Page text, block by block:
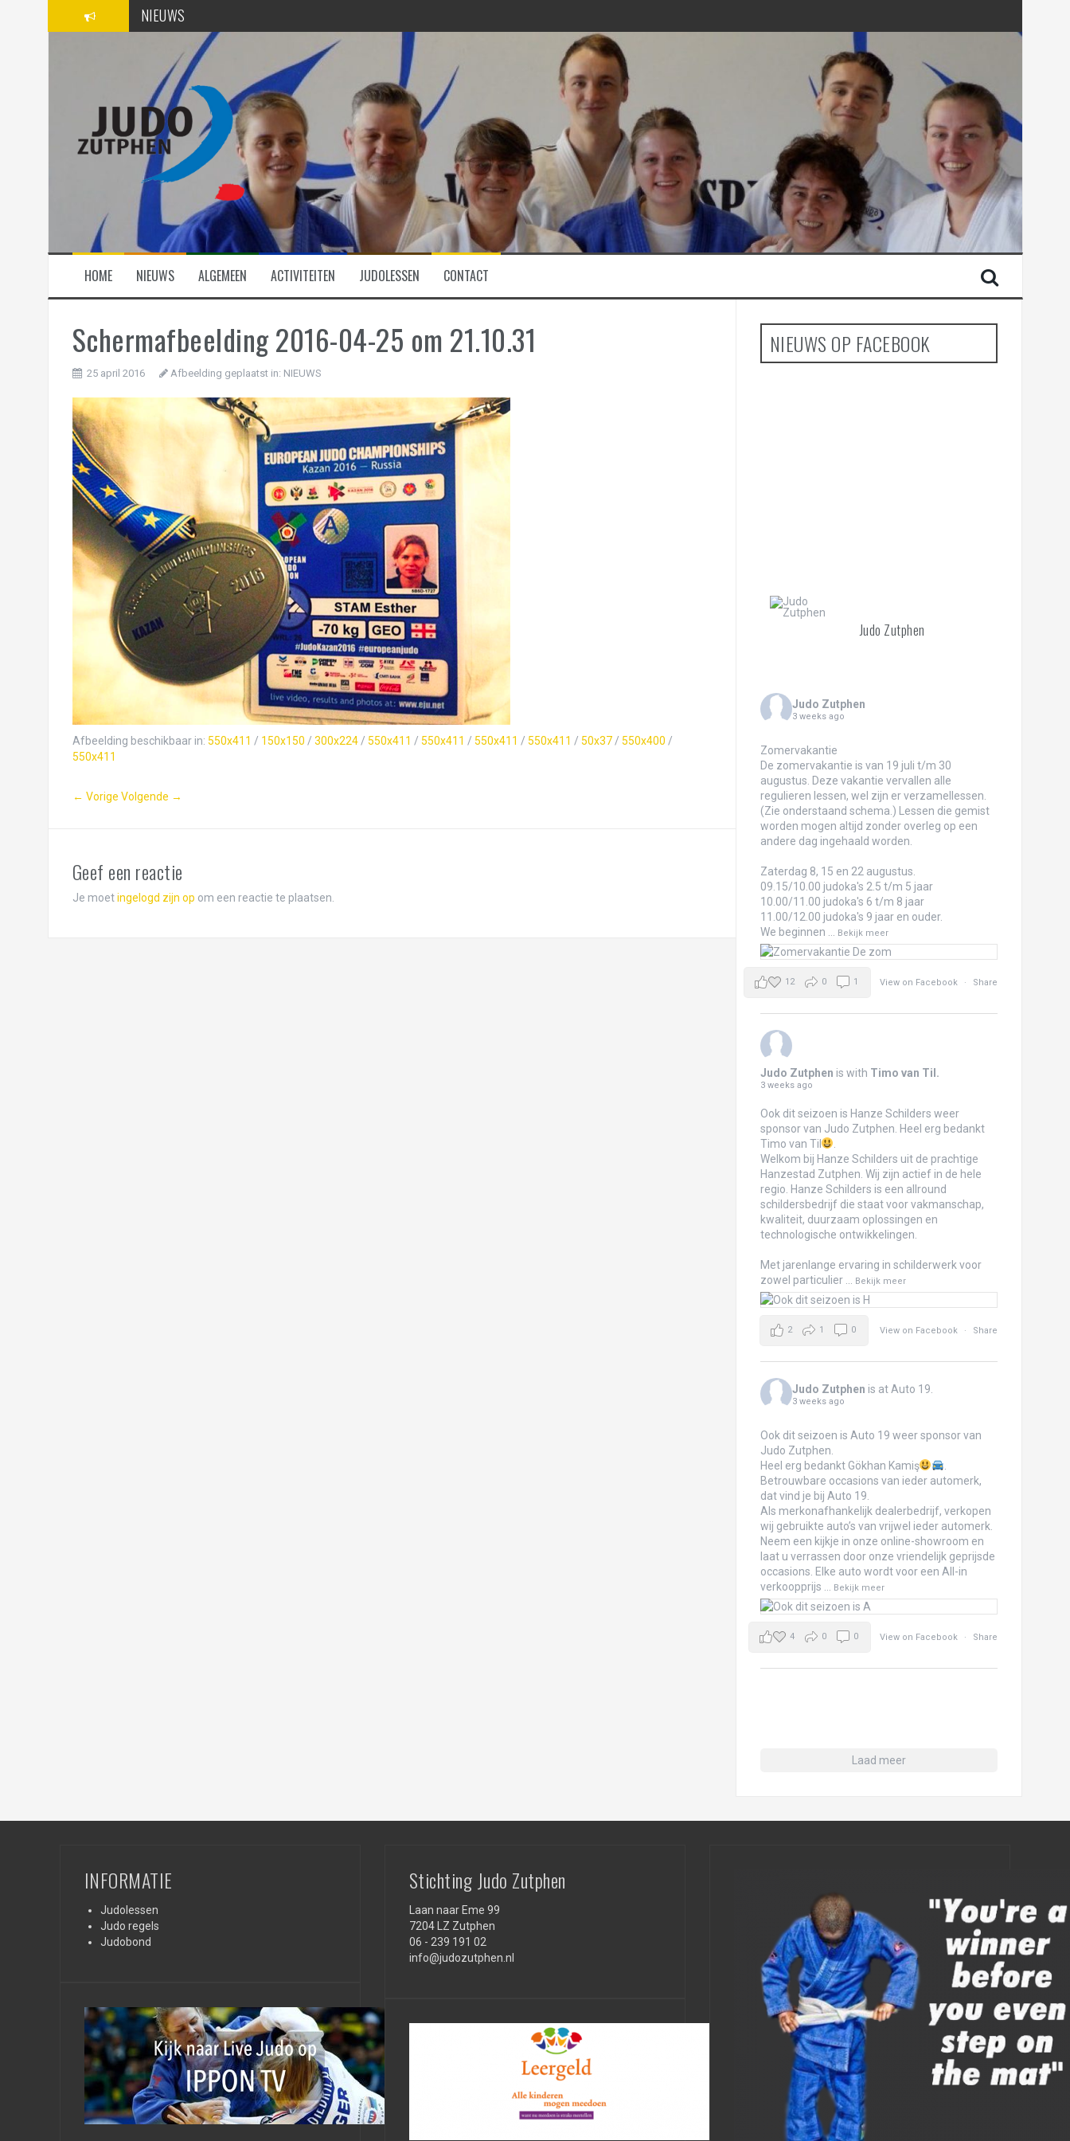
NIEUWS
SPONSORS
ACTIVITEITEN
HOME NIEUWS ALGEMEEN ACTIVITEITEN JUDOLESSEN CONTACT
Schermafbeelding 2016-04-25 om 21.10.31
25 april 2016 Afbeelding geplaatst in: NIEUWS
Afbeelding beschikbaar in: 550x411 / 150x150 / 300x224/ 550x411 / 550x411 / 550x411 / 550x411 / 50x37/ 550x400 /
550x411
← Vorige Volgende →
Geef een reactie
Je moetingelogd zijn op om een reactie te plaatsen.
NIEUWS OP FACEBOOK
Judo Zutphen
Judo Zutphen
3 weeks ago
Zomervakantie
De zomervakantie is van 19 juli t/m 30
augustus. Deze vakantie vervallen alle
regulieren lessen, wel zijn er verzamellessen.
(Zie onderstaand schema.) Lessen die gemist
worden mogen altijd zonder overleg op een
andere dag ingehaald worden.
Zaterdag 8, 15 en 22 augustus.
09.15/10.00 judoka's 2.5 t/m 5 jaar
10.00/11.00 judoka's 6 t/m 8 jaar
11.00/12.00 judoka's 9 jaar en ouder.
We beginnen
Bekijk meer
View on Facebook · Share
12 0 1
Judo Zutphen is with Timo van Til.
3 weeks ago
Ook dit seizoen is Hanze Schilders weer
sponsor van Judo Zutphen. Heel erg bedankt
Timo van Til
Welkom bij Hanze Schilders uit de prachtige
Hanzestad Zutphen. Wij zijn actief in de hele
regio. Hanze Schilders is een allround
schildersbedrijf die staat voor vakmanschap,
kwaliteit, duurzaam oplossingen en
technologische ontwikkelingen.
Met jarenlange ervaring in schilderwerk voor
zowel particulier
Bekijk meer
View on Facebook · Share
2 1 0
Judo Zutphen is at Auto 19.
3 weeks ago
Ook dit seizoen is Auto 19 weer sponsor van
Judo Zutphen.
Heel erg bedankt Gökhan Kamiş
Betrouwbare occasions van ieder automerk,
dat vind je bij Auto 19.
Als merkonafhankelijk dealerbedrijf, verkopen
wij gebruikte auto’s van vrijwel ieder automerk.
Neem een kijkje in onze online-showroom en
laat u verrassen door onze vriendelijk geprijsde
occasions. Elke auto wordt voor een All-in
verkoopprijs
Bekijk meer
View on Facebook · Share
4 0 0
Laad meer
INFORMATIE
Judolessen
Judo regels
Judobond
Stichting Judo Zutphen
Laan naar Eme 99
7204 LZ Zutphen
06 - 239 191 02
info@judozutphen.nl